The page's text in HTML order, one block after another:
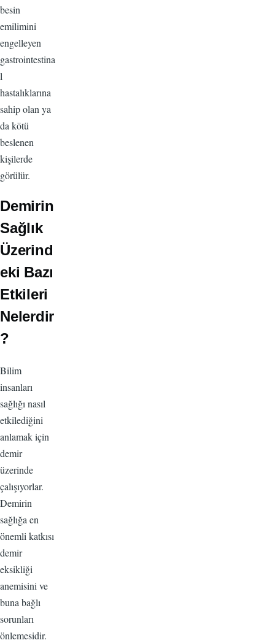
besin
emilimini
engelleyen
gastrointestina
l
hastalıklarına
sahip olan ya
da kötü
beslenen
kişilerde
görülür.
Demirin
Sağlık
Üzerind
eki Bazı
Etkileri
Nelerdir
?
Bilim
insanları
sağlığı nasıl
etkilediğini
anlamak için
demir
üzerinde
çalışıyorlar.
Demirin
sağlığa en
önemli katkısı
demir
eksikliği
anemisini ve
buna bağlı
sorunları
önlemesidir.